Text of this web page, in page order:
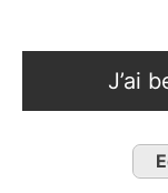
J’ai